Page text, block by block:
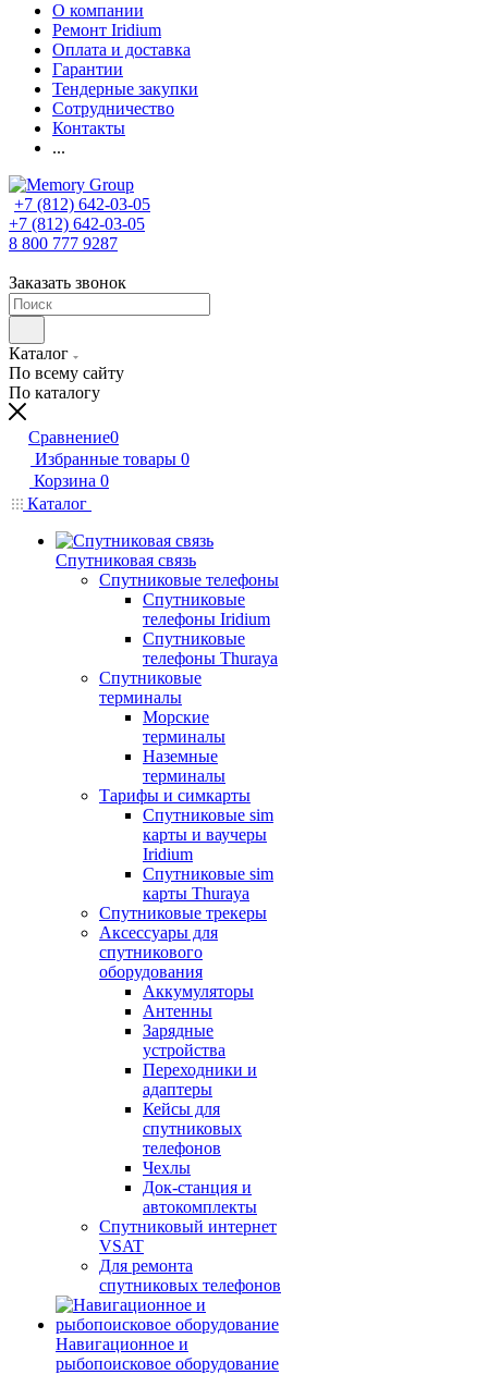
О компании
Ремонт Iridium
Оплата и доставка
Гарантии
Тендерные закупки
Сотрудничество
Контакты
...
+7 (812) 642-03-05
+7 (812) 642-03-05
8 800 777 9287
Заказать звонок
Каталог
По всему сайту
По каталогу
Сравнение0
Избранные товары 0
Корзина 0
Каталог
Спутниковая связь
Спутниковые телефоны
Спутниковые
телефоны Iridium
Спутниковые
телефоны Thuraya
Спутниковые
терминалы
Морские
терминалы
Наземные
терминалы
Тарифы и симкарты
Спутниковые sim
карты и ваучеры
Iridium
Спутниковые sim
карты Thuraya
Спутниковые трекеры
Аксессуары для
спутникового
оборудования
Аккумуляторы
Антенны
Зарядные
устройства
Переходники и
адаптеры
Кейсы для
спутниковых
телефонов
Чехлы
Док-станция и
автокомплекты
Спутниковый интернет
VSAT
Для ремонта
спутниковых телефонов
Навигационное и
рыбопоисковое оборудование